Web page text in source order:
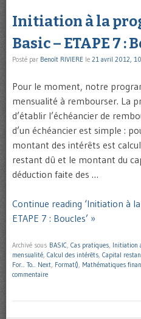
Initiation à la
Basic – ETAPE 7 :
Posté par Benoît RIVIERE le 21 avril 2012,
Pour le moment, notre
mensualité à rembourser. La
d’établir l’échéancier de
d’un échéancier est simple :
montant des intérêts est
restant dû et le montant du
déduction faite des …
Continue reading ‘Initiation à
ETAPE 7 : Boucles’ »
Archivé sous BASIC, Cas pratiques, Initiation
mensualité, Calcul des intérêts, Capital
For... To... Next, Format(), Mathématiques
commentaire